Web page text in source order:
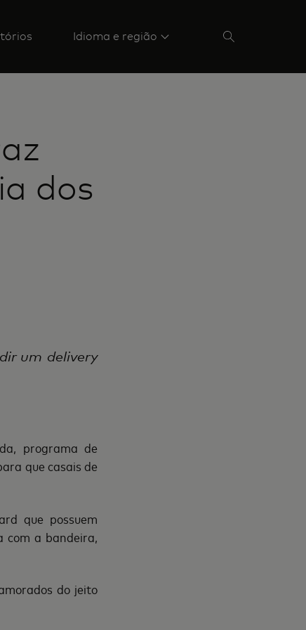
Idioma e região
dos
um delivery
programa de
que casais de
que possuem
a bandeira,
do jeito